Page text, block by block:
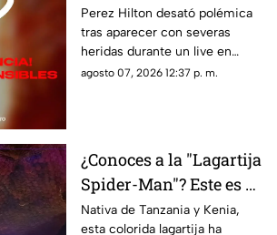
aparece con severas
heridas en un LIVE;
¿buscaba interacción?
Perez Hilton desató polémica
tras aparecer con severas
heridas durante un live en
TikTok. El video abrió un
agosto 07, 2026 12:37 p. m.
¿Conoces a la "Lagartija
Spider-Man"? Este es el
reptil con los colores
Nativa de Tanzania y Kenia,
esta colorida lagartija ha